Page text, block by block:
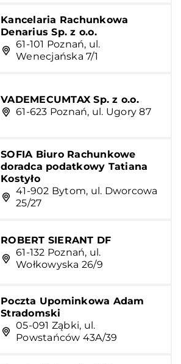
Kancelaria Rachunkowa
Denarius Sp. z o.o.
61-101 Poznań, ul.
Wenecjańska 7/1
VADEMECUMTAX Sp. z o.o.
61-623 Poznań, ul. Ugory 87
SOFIA Biuro Rachunkowe
doradca podatkowy Tatiana
Kostyło
41-902 Bytom, ul. Dworcowa
25/27
ROBERT SIERANT DF
61-132 Poznań, ul.
Wołkowyska 26/9
Poczta Upominkowa Adam
Stradomski
05-091 Ząbki, ul.
Powstańców 43A/39